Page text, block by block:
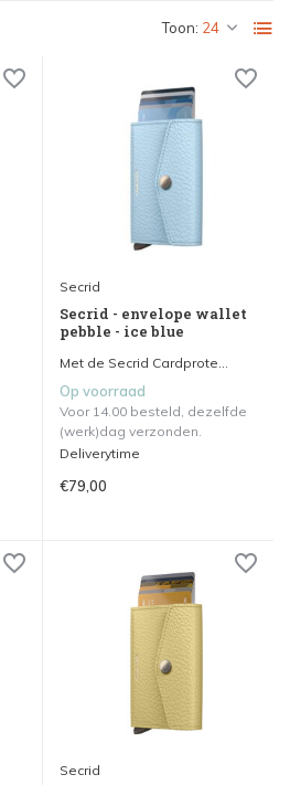
Toon:
Secrid
Secrid - envelope wallet
pebble - ice blue
Met de Secrid Cardprote...
Op voorraad
Voor 14.00 besteld, dezelfde
(werk)dag verzonden.
Deliverytime
€79,00
Secrid